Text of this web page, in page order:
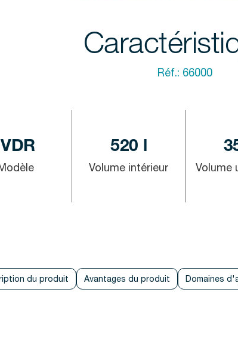
Réf.: 66000
520 l
Volume intérieur Volume
du produit Avantages du produit Domaines